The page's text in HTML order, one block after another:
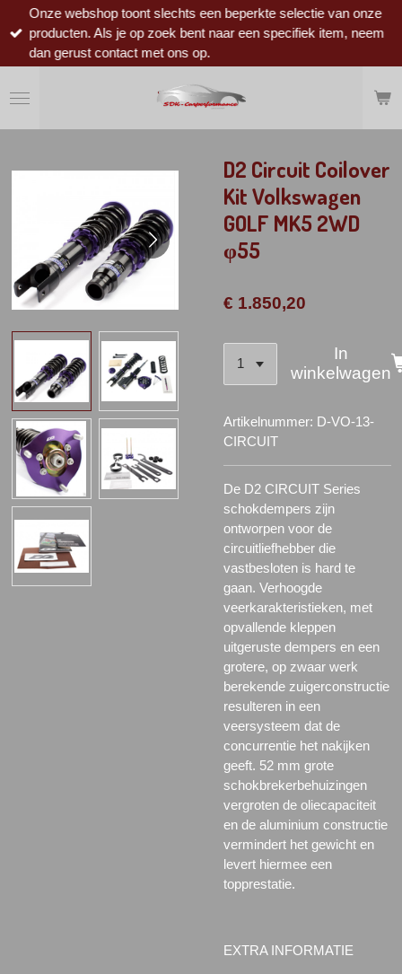
direct
naar
hoofdinhoud
Onze webshop toont slechts een beperkte selectie van onze
producten. Als je op zoek bent naar een specifiek item, neem
dan gerust contact met ons op.
D2 Circuit Coilover
Kit Volkswagen
GOLF MK5 2WD
φ55
€ 1.850,20
In
winkelwagen
Artikelnummer: D-VO-13-
CIRCUIT
De D2 CIRCUIT Series
schokdempers zijn
ontworpen voor de
circuitliefhebber die
vastbesloten is hard te
gaan. Verhoogde
veerkarakteristieken, met
opvallende kleppen
uitgeruste dempers en een
grotere, op zwaar werk
berekende zuigerconstructie
resulteren in een
veersysteem dat de
concurrentie het nakijken
geeft. 52 mm grote
schokbrekerbehuizingen
vergroten de oliecapaciteit
en de aluminium constructie
vermindert het gewicht en
levert hiermee een
topprestatie.
EXTRA INFORMATIE